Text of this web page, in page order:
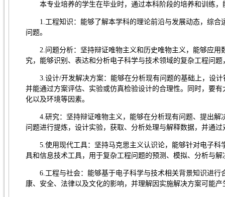
本专业培养的学生在毕业时，通过本科阶段的培养和训练
1.工程知识：能够了解本学科的理论前沿与发展动态，综
问题。
2.问题分析：坚持辩证唯物主义和历史唯物主义，能够应
究，能够识别、表达和分析电子科学与技术领域的复杂工程问
3.设计/开发解决方案：能够在分析现有问题的基础上，设
并能通过方案评估、实验或仿真检验设计的合理性。同时，要
化以及环境等因素。
4.研究：坚持辩证唯物主义，能够在分析现有问题、提出
问题进行提炼，设计实验，获取、分析处理与解释数据，并通
5.使用现代工具：坚持马克思主义认识论，能够针对电子
具和信息技术工具，用于复杂工程问题的预测、模拟、分析与
6.工程与社会：能够基于电子科学与技术相关背景知识进
康、安全、法律以及文化的影响，并理解因实施解决方案可能